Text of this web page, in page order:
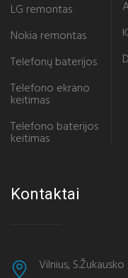
LG remontas
Nokia remontas
Telefonų baterijos
Telefono ekrano
keitimas
Telefono baterijos
keitimas
Kontaktai
Vilnius, S.Žukausko